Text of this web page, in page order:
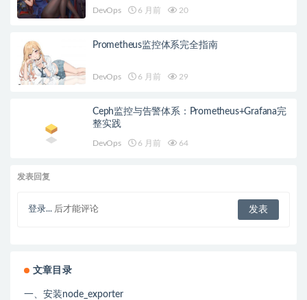
DevOps 6 月前 20
Prometheus监控体系完全指南
DevOps 6 月前 29
Ceph监控与告警体系：Prometheus+Grafana完
整实践
DevOps 6 月前 64
发表回复
登录... 后才能评论
文章目录
一、安装node_exporter